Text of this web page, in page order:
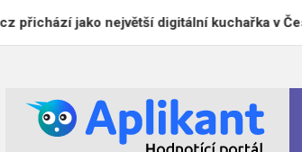
největší digitální kuchařka v Česku